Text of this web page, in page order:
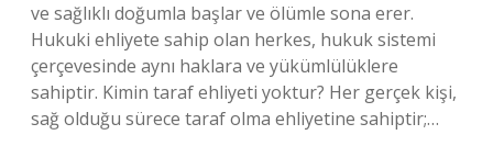
ve sağlıklı doğumla başlar ve ölümle sona erer.
Hukuki ehliyete sahip olan herkes, hukuk sistemi
çerçevesinde aynı haklara ve yükümlülüklere
sahiptir. Kimin taraf ehliyeti yoktur? Her gerçek kişi,
sağ olduğu sürece taraf olma ehliyetine sahiptir;…